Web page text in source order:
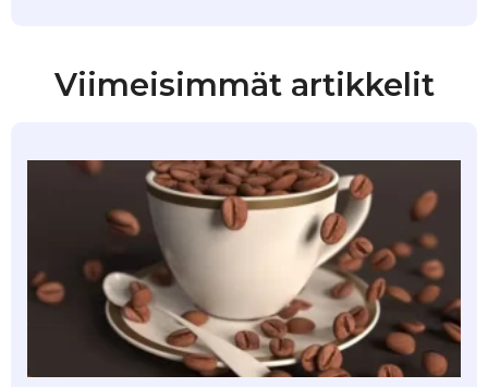
Viimeisimmät artikkelit